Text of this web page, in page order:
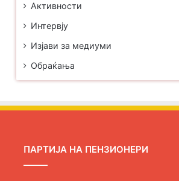
Активности
Интервју
Изјави за медиуми
Обраќања
ПАРТИЈА НА ПЕНЗИОНЕРИ